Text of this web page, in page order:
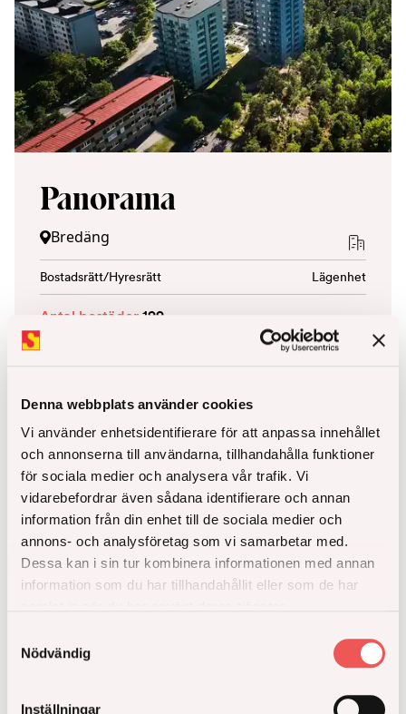
Denna webbplats använder cookies
Vi använder enhetsidentifierare för att anpassa innehållet
och annonserna till användarna, tillhandahålla funktioner
för sociala medier och analysera vår trafik. Vi
vidarebefordrar även sådana identifierare och annan
information från din enhet till de sociala medier och
annons- och analysföretag som vi samarbetar med.
Dessa kan i sin tur kombinera informationen med annan
information som du har tillhandahållit eller som de har
Nödvändig
Inställningar
Panorama
Bredäng
Bostadsrätt/Hyresrätt Lägenhet
Antal bostäder199
ArkitektSödergruppen Arkitekter
Läs mer
Kommande